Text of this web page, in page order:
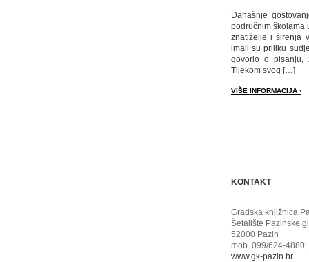
Današnje
područnim školama
znatiželje i širenja
imali su priliku
govorio o pisanju,
Tijekom svog […]
VIŠE INFORMACIJA ›
KONTAKT
Gradska knjižnica
Šetalište Pazinske
52000 Pazin
mob. 099/624-
www.gk-pazin.hr